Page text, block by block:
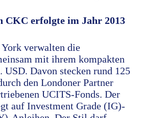
CKC erfolgte im Jahr 2013
verwalten die
mit ihrem kompakten
USD. Davon stecken rund 125
den Londoner Partner
UCITS-Fonds. Der
auf Investment Grade (IG)-